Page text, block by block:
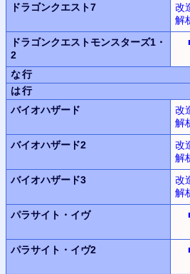
ドラゴンクエスト7
改
解
ドラゴンクエストモンスターズ1・
2
な行
は行
バイオハザード
改
解
バイオハザード2
改
解
バイオハザード3
改
解
パラサイト・イヴ
パラサイト・イヴ2